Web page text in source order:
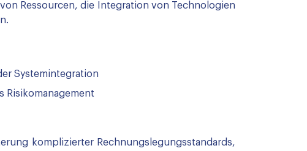
Ressourcen, die Integration von Technologien
Systemintegration
Risikomanagement
komplizierter Rechnungslegungsstandards,